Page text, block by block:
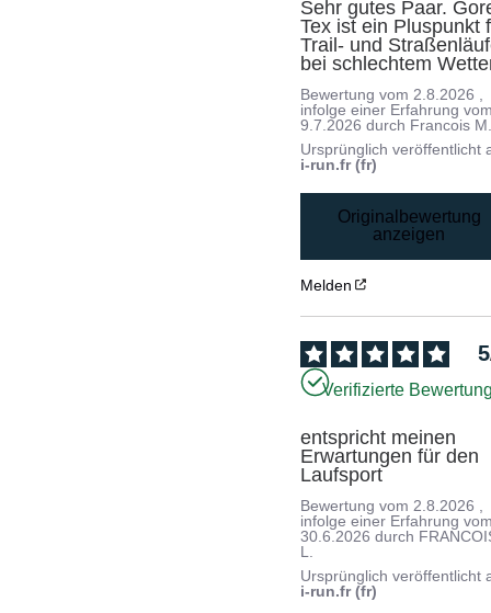
Sehr gutes Paar.
Tex ist ein Pluspunkt
Trail- und
bei schlechtem
Bewertung vom 2.8.2026
infolge einer Erfahrung
9.7.2026 durch Francois
Ursprünglich veröffentlicht
i-run.fr (fr)
Originalbewertung
anzeigen
Melden
5
Verifizierte
entspricht meinen
Erwartungen für den
Laufsport
Bewertung vom 2.8.2026
infolge einer Erfahrung
30.6.2026 durch
L.
Ursprünglich veröffentlicht
i-run.fr (fr)